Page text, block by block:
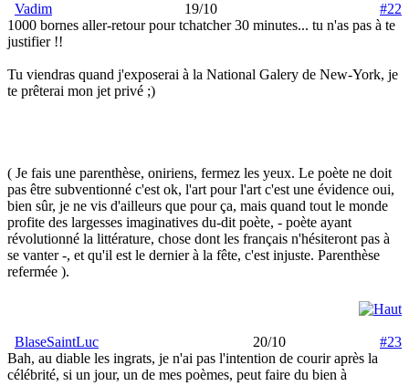
Vadim 19/10
#22
1000 bornes aller-retour pour tchatcher 30 minutes... tu n'as pas à te
justifier !!
Tu viendras quand j'exposerai à la National Galery de New-York, je
te prêterai mon jet privé ;)
( Je fais une parenthèse, oniriens, fermez les yeux. Le poète ne doit
pas être subventionné c'est ok, l'art pour l'art c'est une évidence oui,
bien sûr, je ne vis d'ailleurs que pour ça, mais quand tout le monde
profite des largesses imaginatives du-dit poète, - poète ayant
révolutionné la littérature, chose dont les français n'hésiteront pas à
se vanter -, et qu'il est le dernier à la fête, c'est injuste. Parenthèse
refermée ).
BlaseSaintLuc 20/10
#23
Bah, au diable les ingrats, je n'ai pas l'intention de courir après la
célébrité, si un jour, un de mes poèmes, peut faire du bien à